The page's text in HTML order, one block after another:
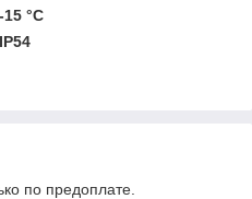
-15 °С
IP54
по предоплате.